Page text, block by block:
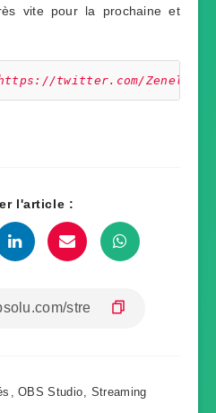
vite pour la prochaine et
twitter.com/Zeneles
l'article :
,OBS Studio, Streaming